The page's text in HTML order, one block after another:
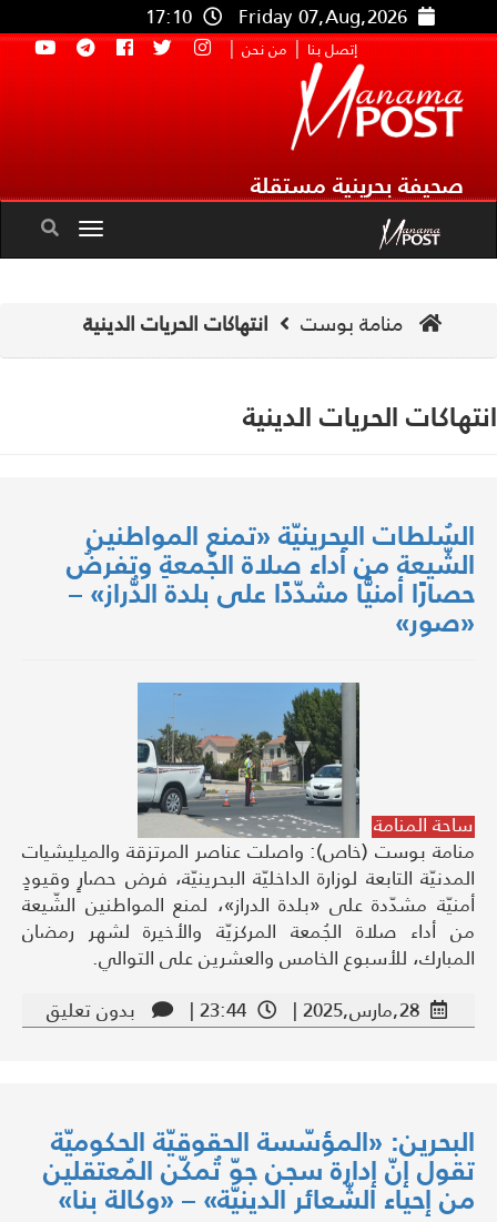
Friday 07,Aug,2026
17:10
إتصل بنا | من نحن |
صحيفة بحرينية مستقلة
Toggle
navigation
منامة بوست انتهاكات الحريات الدينية
الحريات الدينية
السُلطات البحرينيّة «تمنع المواطنين
الشّيعة من أداء صلاة الجُمعةِ وتفرضُ
حصارًا أمنيًّا مشدّدًا على بلدة الدُّراز» –
«صور»
ساحة المنامة
منامة بوست (خاص): واصلت عناصر المرتزقة والميليشيات
المدنيّة التابعة لوزارة الداخليّة البحرينيّة، فرض حصارٍ وقيودٍ
أمنيّة مشدّدة على «بلدة الدراز»، لمنع المواطنين الشّيعة
من أداء صلاة الجُمعة المركزيّة والأخيرة لشهر رمضان
المبارك، للأسبوع الخامس والعشرين على التوالي.
28,مارس,2025 |
23:44 | بدون تعليق
البحرين: «المؤسّسة الحقوقيّة الحكوميّة
تقول إنّ إدارة سجن جوّ تُمكّن المُعتقلين
من إحياء الشّعائر الدينيّة» – «وكالة بنا»